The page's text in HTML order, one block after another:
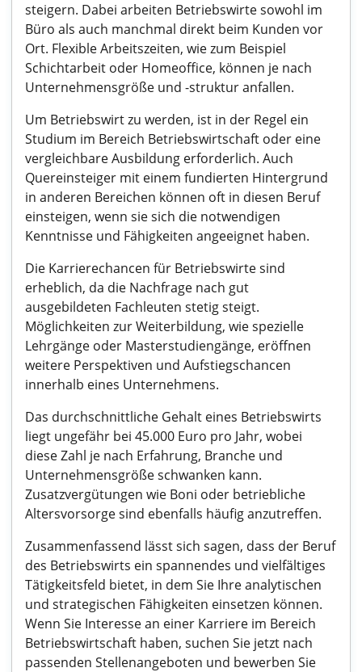
steigern. Dabei arbeiten Betriebswirte sowohl im
Büro als auch manchmal direkt beim Kunden vor
Ort. Flexible Arbeitszeiten, wie zum Beispiel
Schichtarbeit oder Homeoffice, können je nach
Unternehmensgröße und -struktur anfallen.
Um Betriebswirt zu werden, ist in der Regel ein
Studium im Bereich Betriebswirtschaft oder eine
vergleichbare Ausbildung erforderlich. Auch
Quereinsteiger mit einem fundierten Hintergrund
in anderen Bereichen können oft in diesen Beruf
einsteigen, wenn sie sich die notwendigen
Kenntnisse und Fähigkeiten angeeignet haben.
Die Karrierechancen für Betriebswirte sind
erheblich, da die Nachfrage nach gut
ausgebildeten Fachleuten stetig steigt.
Möglichkeiten zur Weiterbildung, wie spezielle
Lehrgänge oder Masterstudiengänge, eröffnen
weitere Perspektiven und Aufstiegschancen
innerhalb eines Unternehmens.
Das durchschnittliche Gehalt eines Betriebswirts
liegt ungefähr bei 45.000 Euro pro Jahr, wobei
diese Zahl je nach Erfahrung, Branche und
Unternehmensgröße schwanken kann.
Zusatzvergütungen wie Boni oder betriebliche
Altersvorsorge sind ebenfalls häufig anzutreffen.
Zusammenfassend lässt sich sagen, dass der Beruf
des Betriebswirts ein spannendes und vielfältiges
Tätigkeitsfeld bietet, in dem Sie Ihre analytischen
und strategischen Fähigkeiten einsetzen können.
Wenn Sie Interesse an einer Karriere im Bereich
Betriebswirtschaft haben, suchen Sie jetzt nach
passenden Stellenangeboten und bewerben Sie